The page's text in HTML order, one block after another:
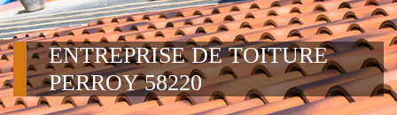
ENTREPRISE DE TOITURE
PERROY 58220